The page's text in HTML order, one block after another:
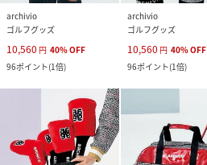
archivio
ゴルフグッズ
10,560 円 40%OFF
96ポイント(1倍)
archivio
ゴルフグッズ
10,560 円 40%OFF
96ポイント(1倍)